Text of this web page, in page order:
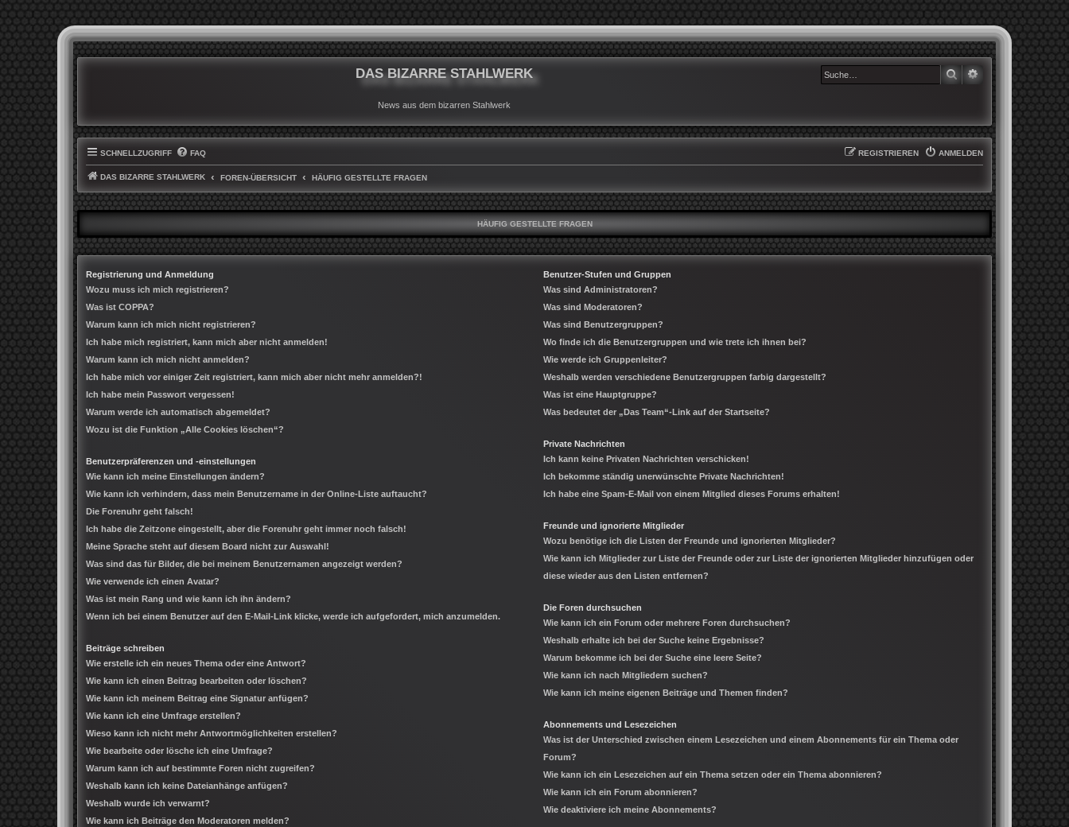
DAS BIZARRE STAHLWERK
News aus dem bizarren Stahlwerk
SUCHE
SCHNELLZUGRIFF FAQ ANMELDEN
REGISTRIEREN
DAS BIZARRE STAHLWERK FOREN-ÜBERSICHT HÄUFIG GESTELLTE FRAGEN
HÄUFIG GESTELLTE FRAGEN
Registrierung und Anmeldung
Wozu muss ich mich registrieren?
Was ist COPPA?
Warum kann ich mich nicht registrieren?
Ich habe mich registriert, kann mich aber nicht anmelden!
Warum kann ich mich nicht anmelden?
Ich habe mich vor einiger Zeit registriert, kann mich aber nicht mehr anmelden?!
Ich habe mein Passwort vergessen!
Warum werde ich automatisch abgemeldet?
Wozu ist die Funktion „Alle Cookies löschen“?
Benutzerpräferenzen und -einstellungen
Wie kann ich meine Einstellungen ändern?
Wie kann ich verhindern, dass mein Benutzername in der Online-Liste auftaucht?
Die Forenuhr geht falsch!
Ich habe die Zeitzone eingestellt, aber die Forenuhr geht immer noch falsch!
Meine Sprache steht auf diesem Board nicht zur Auswahl!
Was sind das für Bilder, die bei meinem Benutzernamen angezeigt werden?
Wie verwende ich einen Avatar?
Was ist mein Rang und wie kann ich ihn ändern?
Wenn ich bei einem Benutzer auf den E-Mail-Link klicke, werde ich aufgefordert, mich anzumelden.
Beiträge schreiben
Wie erstelle ich ein neues Thema oder eine Antwort?
Wie kann ich einen Beitrag bearbeiten oder löschen?
Wie kann ich meinem Beitrag eine Signatur anfügen?
Wie kann ich eine Umfrage erstellen?
Wieso kann ich nicht mehr Antwortmöglichkeiten erstellen?
Wie bearbeite oder lösche ich eine Umfrage?
Warum kann ich auf bestimmte Foren nicht zugreifen?
Weshalb kann ich keine Dateianhänge anfügen?
Weshalb wurde ich verwarnt?
Wie kann ich Beiträge den Moderatoren melden?
Benutzer-Stufen und Gruppen
Was sind Administratoren?
Was sind Moderatoren?
Was sind Benutzergruppen?
Wo finde ich die Benutzergruppen und wie trete ich ihnen bei?
Wie werde ich Gruppenleiter?
Weshalb werden verschiedene Benutzergruppen farbig dargestellt?
Was ist eine Hauptgruppe?
Was bedeutet der „Das Team“-Link auf der Startseite?
Private Nachrichten
Ich kann keine Privaten Nachrichten verschicken!
Ich bekomme ständig unerwünschte Private Nachrichten!
Ich habe eine Spam-E-Mail von einem Mitglied dieses Forums erhalten!
Freunde und ignorierte Mitglieder
Wozu benötige ich die Listen der Freunde und ignorierten Mitglieder?
Wie kann ich Mitglieder zur Liste der Freunde oder zur Liste der ignorierten Mitglieder hinzufügen oder
diese wieder aus den Listen entfernen?
Die Foren durchsuchen
Wie kann ich ein Forum oder mehrere Foren durchsuchen?
Weshalb erhalte ich bei der Suche keine Ergebnisse?
Warum bekomme ich bei der Suche eine leere Seite?
Wie kann ich nach Mitgliedern suchen?
Wie kann ich meine eigenen Beiträge und Themen finden?
Abonnements und Lesezeichen
Was ist der Unterschied zwischen einem Lesezeichen und einem Abonnements für ein Thema oder
Forum?
Wie kann ich ein Lesezeichen auf ein Thema setzen oder ein Thema abonnieren?
Wie kann ich ein Forum abonnieren?
Wie deaktiviere ich meine Abonnements?